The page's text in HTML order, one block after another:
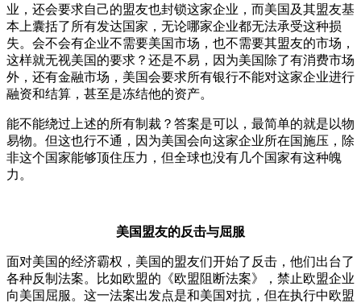
业，还会要求自己的盟友也封锁这家企业，而美国及其盟友基
本上囊括了所有发达国家，无论哪家企业都无法承受这种损
失。会不会有企业不需要美国市场，也不需要其盟友的市场，
这样就无视美国的要求？还是不易，因为美国除了有消费市场
外，还有金融市场，美国会要求所有银行不能对这家企业进行
融资和结算，甚至是冻结他的资产。
能不能绕过上述的所有制裁？答案是可以，最简单的就是以物
易物。但这也行不通，因为美国会向这家企业所在国施压，除
非这个国家能够顶住压力，但全球也没有几个国家有这种魄
力。
美国盟友的反击与屈服
面对美国的经济霸权，美国的盟友们开始了反击，他们出台了
各种反制法案。比如欧盟的《欧盟阻断法案》，禁止欧盟企业
向美国屈服。这一法案出发点是和美国对抗，但在执行中欧盟